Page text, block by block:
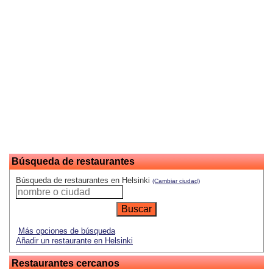
Búsqueda de restaurantes
Búsqueda de restaurantes en Helsinki (Cambiar ciudad)
Más opciones de búsqueda
Añadir un restaurante en Helsinki
Restaurantes cercanos